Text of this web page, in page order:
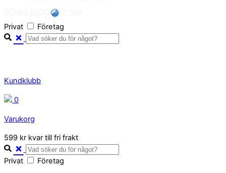
Privat Företag
Kundklubb
0
Varukorg
Close
Cart
599 kr kvar till fri frakt
Privat Företag